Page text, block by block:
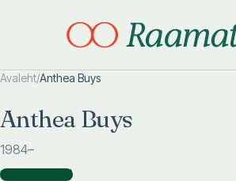
Avaleht/Anthea Buys
Anthea Buys
1984–
Kaasautorina )